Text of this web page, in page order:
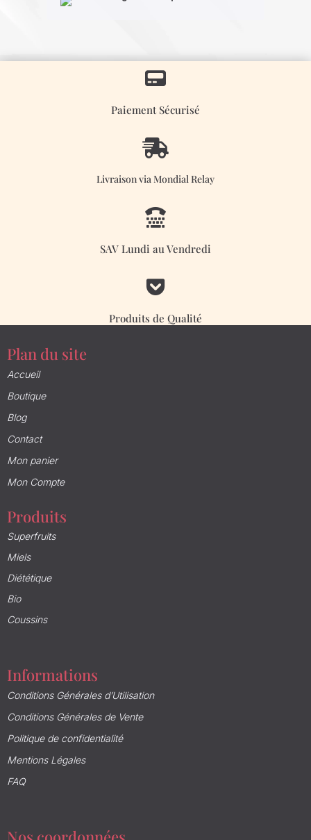

Paiement Sécurisé

Livraison via Mondial Relay

SAV Lundi au Vendredi

Produits de Qualité
Plan du site
Accueil
Boutique
Blog
Contact
Mon panier
Mon Compte
Produits
Superfruits
Miels
Diététique
Bio
Coussins
Informations
Conditions Générales d’Utilisation
Conditions Générales de Vente
Politique de confidentialité
Mentions Légales
FAQ